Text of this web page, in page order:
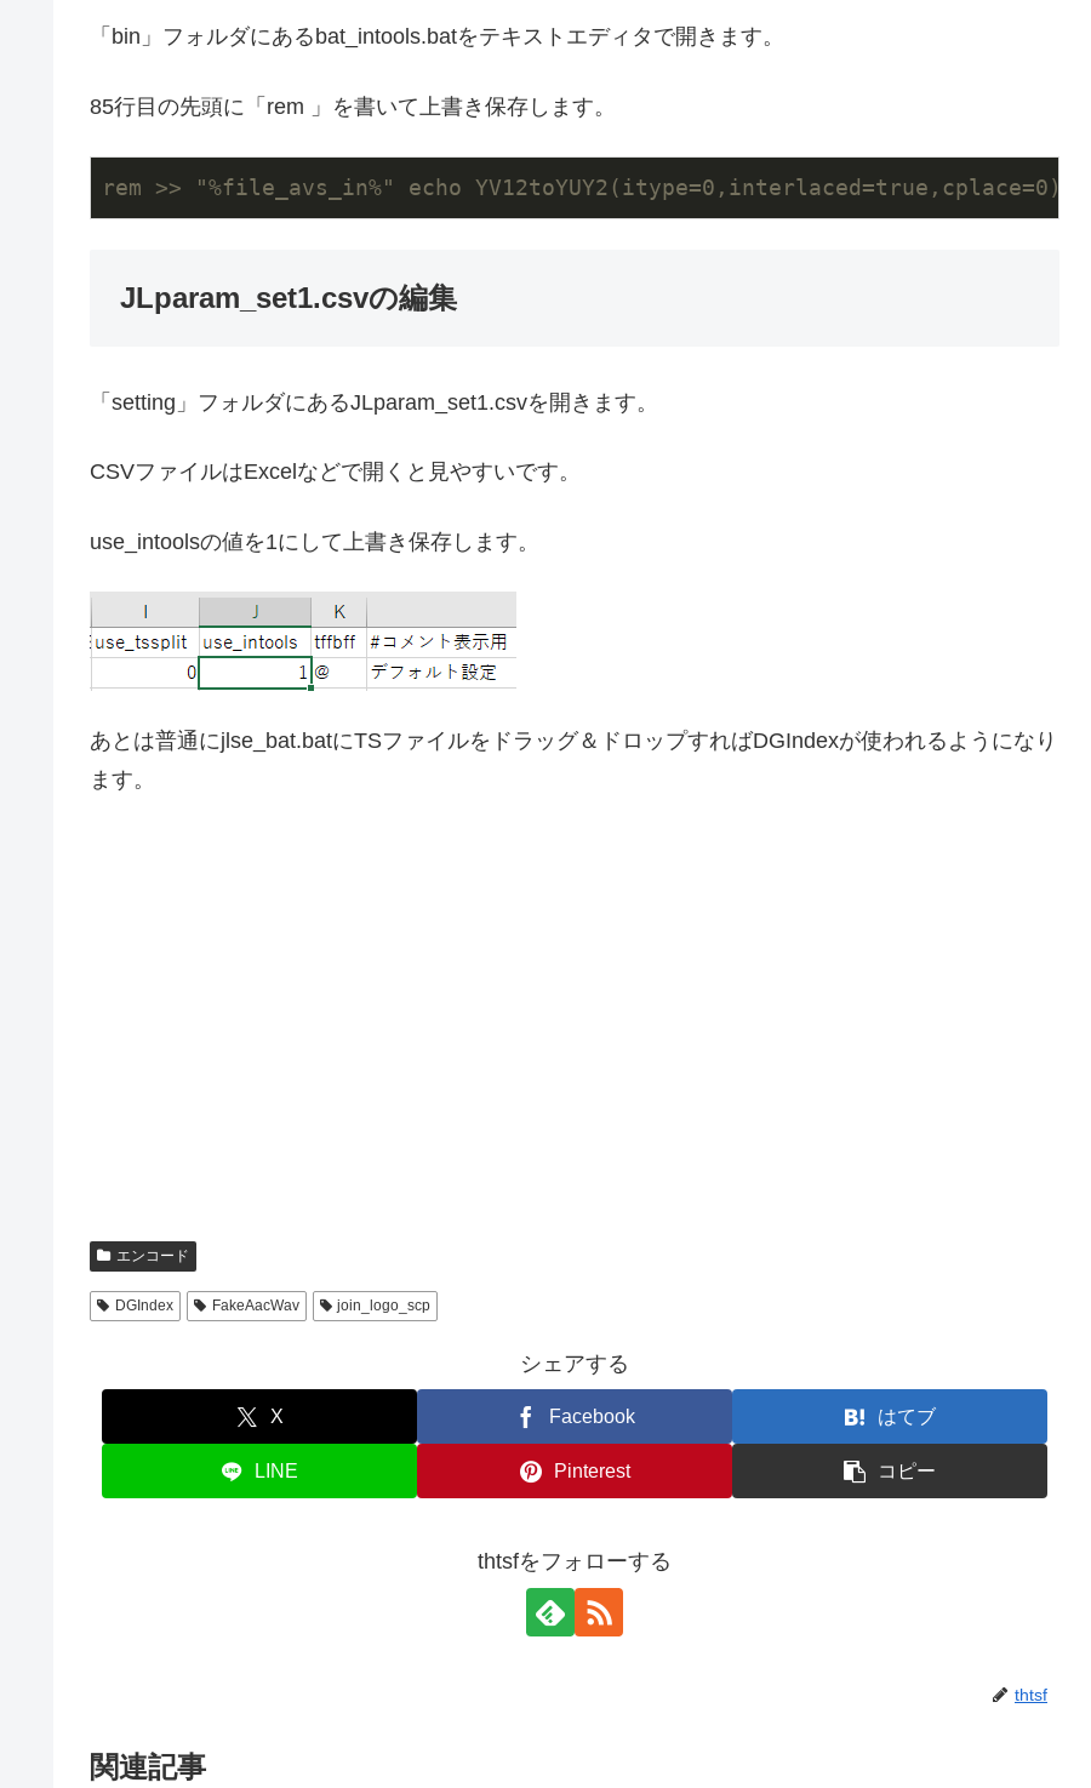
「bin」フォルダにあるbat_intools.batをテキストエディタで開きます。
85行目の先頭に「rem 」を書いて上書き保存します。
rem >> "%file_avs_in%" echo YV12toYUY2(itype=0,interlaced=true,cplace=0)
JLparam_set1.csvの編集
「setting」フォルダにあるJLparam_set1.csvを開きます。
CSVファイルはExcelなどで開くと見やすいです。
use_intoolsの値を1にして上書き保存します。
あとは普通にjlse_bat.batにTSファイルをドラッグ＆ドロップすればDGIndexが使われるようになり
ます。
エンコード
DGIndex FakeAacWav join_logo_scp
シェアする
X Facebook はてブ
LINE Pinterest コピー
thtsfをフォローする
thtsf
関連記事